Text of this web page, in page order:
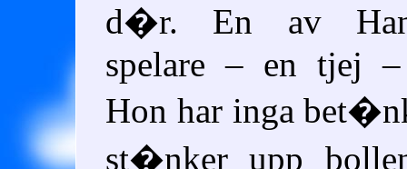
d�r. En av
spelare – en tjej
Hon har inga
st�nker upp